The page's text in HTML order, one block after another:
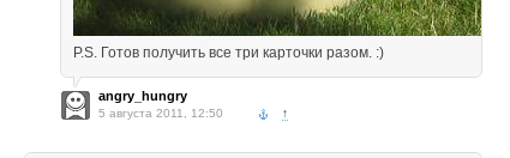
P.S. Готов получить все три карточки разом. :)
angry_hungry
5 августа 2011, 12:50 ↑